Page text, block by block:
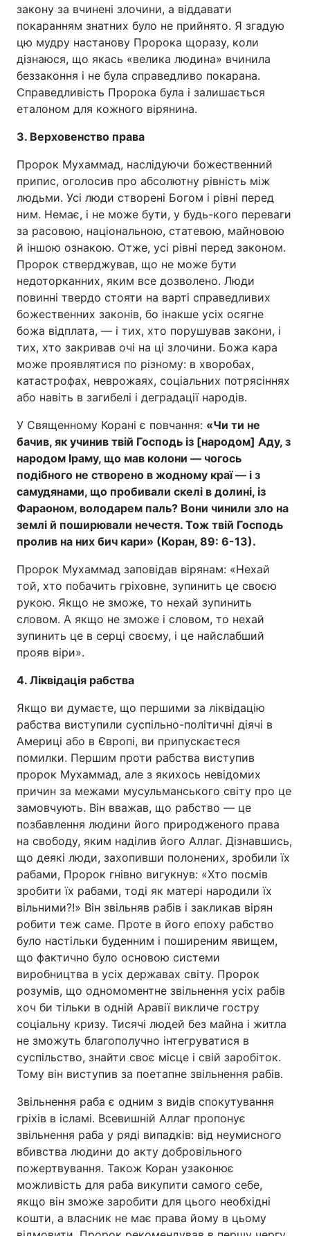
закону за вчинені злочини, а віддавати
покаранням знатних було не прийнято. Я згадую
цю мудру настанову Пророка щоразу, коли
дізнаюся, що якась «велика людина» вчинила
беззаконня і не була справедливо покарана.
Справедливість Пророка була і залишається
еталоном для кожного вірянина.
3. Верховенство права
Пророк Мухаммад, наслідуючи божественний
припис, оголосив про абсолютну рівність між
людьми. Усі люди створені Богом і рівні перед
ним. Немає, і не може бути, у будь-кого переваги
за расовою, національною, статевою, майновою
й іншою ознакою. Отже, усі рівні перед законом.
Пророк стверджував, що не може бути
недоторканних, яким все дозволено. Люди
повинні твердо стояти на варті справедливих
божественних законів, бо інакше усіх осягне
божа відплата, — і тих, хто порушував закони, і
тих, хто закривав очі на ці злочини. Божа кара
може проявлятися по різному: в хворобах,
катастрофах, неврожаях, соціальних потрясіннях
або навіть в загибелі і деградації народів.
У Священному Корані є повчання: «Чи ти не
бачив, як учинив твій Господь із [народом] Аду, з
народом Іраму, що мав колони — чогось
подібного не створено в жодному краї — і з
самудянами, що пробивали скелі в долині, із
Фараоном, володарем паль? Вони чинили зло на
землі й поширювали нечестя. Тож твій Господь
пролив на них бич кари» (Коран, 89: 6-13).
Пророк Мухаммад заповідав вірянам: «Нехай
той, хто побачить гріховне, зупинить це своєю
рукою. Якщо не зможе, то нехай зупинить
словом. А якщо не зможе і словом, то нехай
зупинить це в серці своєму, і це найслабший
прояв віри».
4. Ліквідація рабства
Якщо ви думаєте, що першими за ліквідацію
рабства виступили суспільно-політичні діячі в
Америці або в Європі, ви припускаєтеся
помилки. Першим проти рабства виступив
пророк Мухаммад, але з якихось невідомих
причин за межами мусульманського світу про це
замовчують. Він вважав, що рабство — це
позбавлення людини його природженого права
на свободу, яким наділив його Аллаг. Дізнавшись,
що деякі люди, захопивши полонених, зробили їх
рабами, Пророк гнівно вигукнув: «Хто посмів
зробити їх рабами, тоді як матері народили їх
вільними?!» Він звільняв рабів і закликав вірян
робити теж саме. Проте в його епоху рабство
було настільки буденним і поширеним явищем,
що фактично було основою системи
виробництва в усіх державах світу. Пророк
розумів, що одномоментне звільнення усіх рабів
хоч би тільки в одній Аравії викличе гостру
соціальну кризу. Тисячі людей без майна і житла
не зможуть благополучно інтегруватися в
суспільство, знайти своє місце і свій заробіток.
Тому він виступив за поетапне звільнення рабів.
Звільнення раба є одним з видів спокутування
гріхів в ісламі. Всевишній Аллаг пропонує
звільнення раба у ряді випадків: від неумисного
вбивства людини до акту добровільного
пожертвування. Також Коран узаконює
можливість для раба викупити самого себе,
якщо він зможе заробити для цього необхідні
кошти, а власник не має права йому в цьому